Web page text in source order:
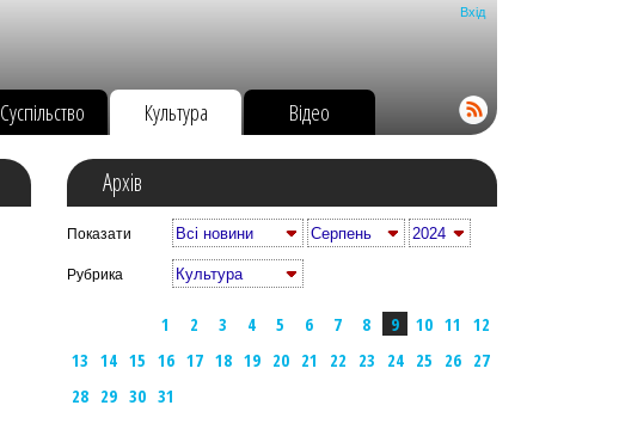
Вхід
Суспільство Культура Відео
Архів
Показати
Рубрика
1 2 3 4 5 6 7 8 9 10 11 12
13 14 15 16 17 18 19 20 21 22 23 24 25 26 27
28 29 30 31